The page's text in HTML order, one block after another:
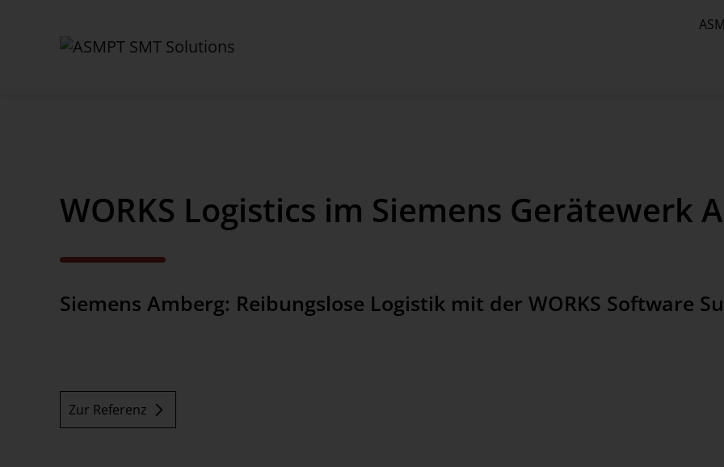
Aktuelles
Events
Referenzen
WORKS Logistics im Siemens Gerätewerk
Siemens Amberg: Reibungslose Logistik mit der WORKS Software
Zur Referenz